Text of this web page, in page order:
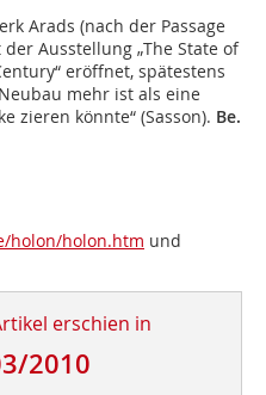
Arads (nach der Passage
Ausstellung „The State of
eröffnet, spätestens
mehr ist als eine
zieren könnte“ (Sasson). Be.
holon/holon.htm und
erschien in
2010